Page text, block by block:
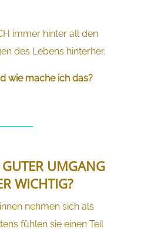
immer hinter all den
des Lebens hinterher.
wie mache ich das?
UMGANG
WICHTIG?
nehmen sich als
fühlen sie einen Teil